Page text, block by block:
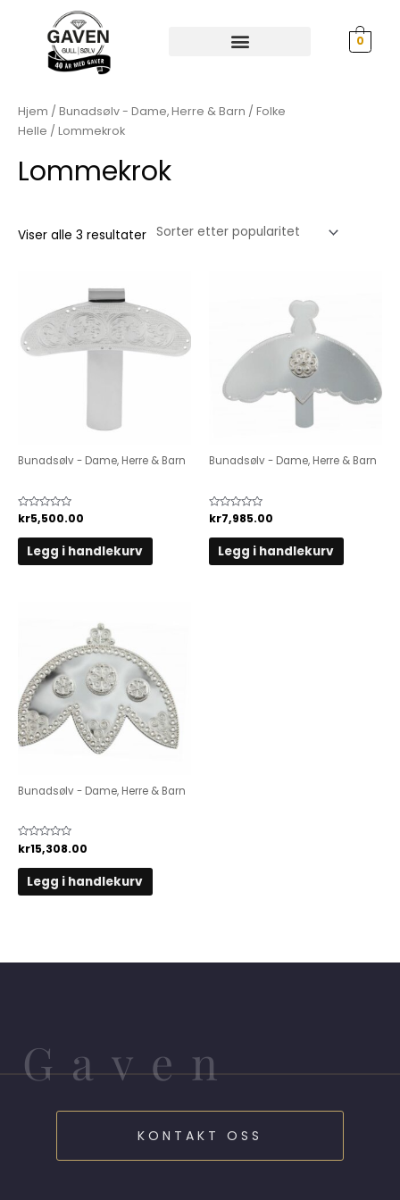
innholdet
0
Hjem / Bunadsølv - Dame, Herre & Barn / Folke
Helle / Lommekrok
Lommekrok
Viser alle 3 resultater
propularitet
Bunadsølv - Dame, Herre & Barn
Vurdert
0
av
kr5,500.00
Legg i handlekurv
Bunadsølv - Dame, Herre & Barn
Vurdert
0
av
kr7,985.00
Legg i handlekurv
Bunadsølv - Dame, Herre & Barn
Vurdert
0
av
kr15,308.00
Legg i handlekurv
KONTAKT OSS
Gaven